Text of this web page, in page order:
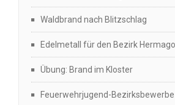
Waldbrand nach Blitzschlag
Edelmetall für den Bezirk
Übung: Brand im Kloster
Feuerwehrjugend-Bezirksbewerbe